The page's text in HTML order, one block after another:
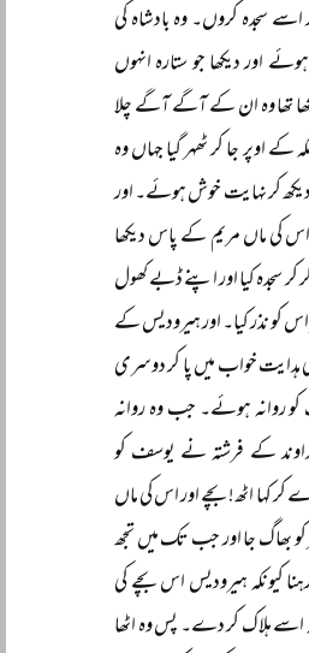
اسے سجدہ کروں۔ وہ بادشاہ کی
اور دیکھا جو ستارہ انہوں
تھا وہ ان کے آگے آگے چلا
اوپر جا کر ٹھہر گیا جہاں وہ
دیکھ کر نہایت خوش ہوئے۔ اور
اس کی ماں مریم کے پاس دیکھا
سجدہ کیا اور اپنے ڈبے کھول
اس کو نذر کیا۔ اور ہیرودیس کے
ہدایت خواب میں پا کر دوسری
روانہ ہوئے۔ جب وہ روانہ
کے فرشتہ نے یوسف کو
کر کہا اٹھ! بچے اور اس کی ماں
بھاگ جا اور جب تک میں تجھ
کیونکہ ہیرودیس اس بچے کی
ہلاک کر دے۔ پس وہ اٹھا